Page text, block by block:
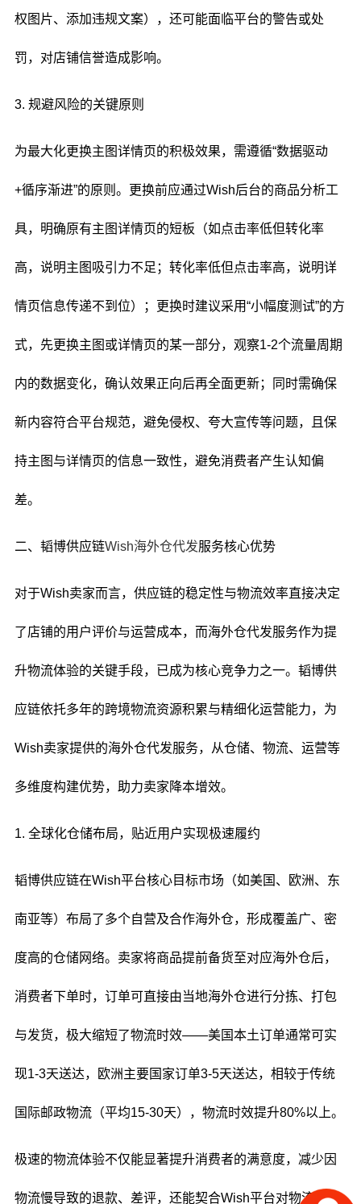
权图片、添加违规文案），还可能面临平台的警告或处
罚，对店铺信誉造成影响。
3. 规避风险的关键原则
为最大化更换主图详情页的积极效果，需遵循“数据驱动
+循序渐进”的原则。更换前应通过Wish后台的商品分析工
具，明确原有主图详情页的短板（如点击率低但转化率
高，说明主图吸引力不足；转化率低但点击率高，说明详
情页信息传递不到位）；更换时建议采用“小幅度测试”的方
式，先更换主图或详情页的某一部分，观察1-2个流量周期
内的数据变化，确认效果正向后再全面更新；同时需确保
新内容符合平台规范，避免侵权、夸大宣传等问题，且保
持主图与详情页的信息一致性，避免消费者产生认知偏
差。
二、韬博供应链Wish海外仓代发服务核心优势
对于Wish卖家而言，供应链的稳定性与物流效率直接决定
了店铺的用户评价与运营成本，而海外仓代发服务作为提
升物流体验的关键手段，已成为核心竞争力之一。韬博供
应链依托多年的跨境物流资源积累与精细化运营能力，为
Wish卖家提供的海外仓代发服务，从仓储、物流、运营等
多维度构建优势，助力卖家降本增效。
1. 全球化仓储布局，贴近用户实现极速履约
韬博供应链在Wish平台核心目标市场（如美国、欧洲、东
南亚等）布局了多个自营及合作海外仓，形成覆盖广、密
度高的仓储网络。卖家将商品提前备货至对应海外仓后，
消费者下单时，订单可直接由当地海外仓进行分拣、打包
与发货，极大缩短了物流时效——美国本土订单通常可实
现1-3天送达，欧洲主要国家订单3-5天送达，相较于传统
国际邮政物流（平均15-30天），物流时效提升80%以上。
极速的物流体验不仅能显著提升消费者的满意度，减少因
物流慢导致的退款、差评，还能契合Wish平台对物流时效